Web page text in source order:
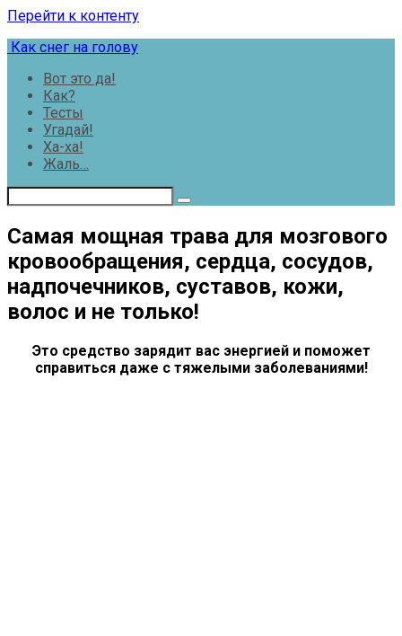
Перейти к контенту
Как снег на голову
Вот это да!
Как?
Тесты
Угадай!
Ха-ха!
Жаль…
Самая мощная трава для мозгового
кровообращения, сердца, сосудов,
надпочечников, суставов, кожи,
волос и не только!
Это средство зарядит вас энергией и поможет
справиться даже с тяжелыми заболеваниями!